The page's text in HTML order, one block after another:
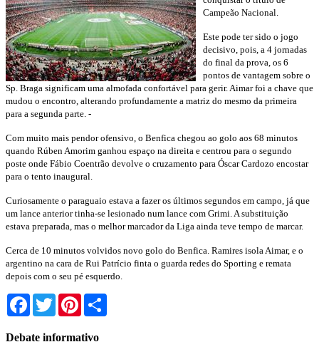
Campeão Nacional.
Este pode ter sido o jogo
decisivo, pois, a 4 jornadas
do final da prova, os 6
pontos de vantagem sobre o
Sp. Braga significam uma almofada confortável para gerir. Aimar foi a chave que
mudou o encontro, alterando profundamente a matriz do mesmo da primeira
para a segunda parte. -
Com muito mais pendor ofensivo, o Benfica chegou ao golo aos 68 minutos
quando Rúben Amorim ganhou espaço na direita e centrou para o segundo
poste onde Fábio Coentrão devolve o cruzamento para Óscar Cardozo encostar
para o tento inaugural.
Curiosamente o paraguaio estava a fazer os últimos segundos em campo, já que
um lance anterior tinha-se lesionado num lance com Grimi. A substituição
estava preparada, mas o melhor marcador da Liga ainda teve tempo de marcar.
Cerca de 10 minutos volvidos novo golo do Benfica. Ramires isola Aimar, e o
argentino na cara de Rui Patrício finta o guarda redes do Sporting e remata
depois com o seu pé esquerdo.
Facebook
TwitterPinterest
Debate informativo